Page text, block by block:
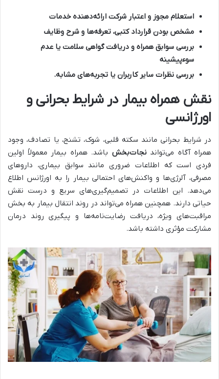
استعلام مجوز و اعتبار شرکت ارائه‌دهنده خدمات
مشخص بودن قرارداد کتبی، تعرفه‌ها و شرح وظایف
بررسی سوابق همراه و دریافت گواهی سلامت یا عدم
سوءپیشینه
بررسی نظرات سایر کاربران یا تجربه‌های مشابه.
نقش همراه بیمار در شرایط بحرانی و
اورژانسی
در شرایط بحرانی مانند سکته قلبی، شوک، تشنج، یا تصادف، وجود
همراه آگاه می‌تواندنجات‌بخش باشد. همراه بیمار معمولاً اولین
فردی است که اطلاعات ضروری مانند سوابق بیماری، داروهای
مصرفی، آلرژی‌ها و واکنش‌های احتمالی بیمار را به اورژانس اطلاع
می‌دهد. این اطلاعات در تصمیم‌گیری‌های سریع و درست نقش
حیاتی دارند. همچنین همراه می‌تواند در روند انتقال بیمار به بخش
مراقبت‌های ویژه، دریافت رضایت‌نامه‌ها و پیگیری روند درمان
مشارکت مؤثری داشته باشد.